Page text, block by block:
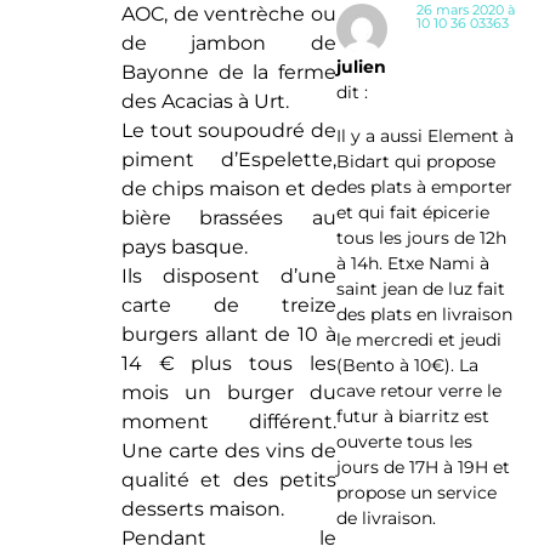
AOC, de ventrèche ou
de jambon de
Bayonne de la ferme
des Acacias à Urt.
Le tout soupoudré de
piment d’Espelette,
de chips maison et de
bière brassées au
pays basque.
Ils disposent d’une
carte de treize
burgers allant de 10 à
14 € plus tous les
mois un burger du
moment différent.
Une carte des vins de
qualité et des petits
desserts maison.
Pendant le
julien
dit :
26 mars 2020 à
10 10 36 03363
Il y a aussi Element à
Bidart qui propose
des plats à emporter
et qui fait épicerie
tous les jours de 12h
à 14h. Etxe Nami à
saint jean de luz fait
des plats en livraison
le mercredi et jeudi
(Bento à 10€). La
cave retour verre le
futur à biarritz est
ouverte tous les
jours de 17H à 19H et
propose un service
de livraison.